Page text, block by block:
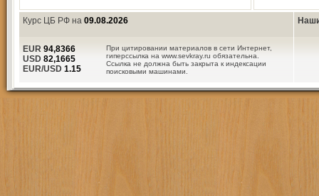
Курс ЦБ РФ на 09.08.2026
При цитировании материалов в сети Интернет,
гиперссылка на www.sevkray.ru обязательна.
Ссылка не должна быть закрыта к индексации
поисковыми машинами.
EUR 94,8366
USD 82,1665
EUR/USD 1.15